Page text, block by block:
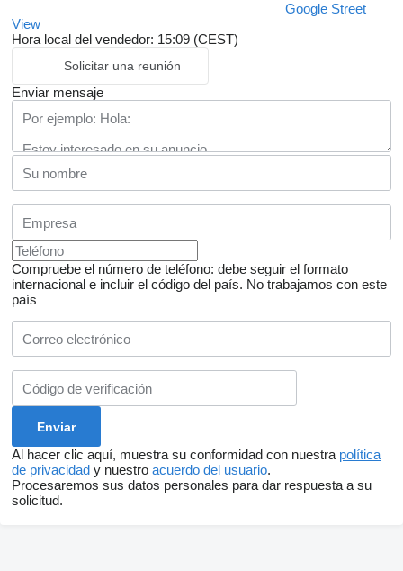
Google Street
View
Hora local del vendedor: 15:09 (CEST)
Solicitar una reunión
Enviar mensaje
Compruebe el número de teléfono: debe seguir el formato
internacional e incluir el código del país. No trabajamos con este
país
Al hacer clic aquí, muestra su conformidad con nuestra política
de privacidad y nuestro acuerdo del usuario.
Procesaremos sus datos personales para dar respuesta a su
solicitud.